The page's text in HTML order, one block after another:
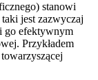
stanowi
jest zazwyczaj
go efektywnym
Przykładem